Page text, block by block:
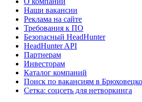
Наши вакансии
Реклама на сайте
Требования к ПО
Безопасный HeadHunter
HeadHunter API
Партнерам
Инвесторам
Каталог компаний
Поиск по вакансиям в
Сетка: соцсеть для нетворкинга